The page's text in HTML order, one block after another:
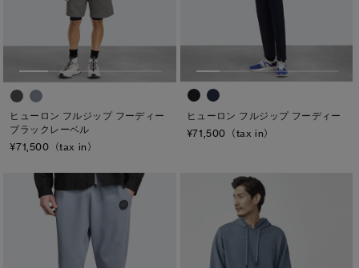
ヒューロン フルジップ フーディー
ブラックレーベル
¥71,500（tax in）
ヒューロン フルジップ フーディー
¥71,500（tax in）